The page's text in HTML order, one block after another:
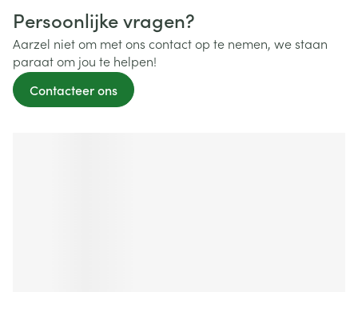
nl - Federaal Agentschap voor Geneesmiddelen en
Gezondheidsproducten, Galileelaan 5/03, 1210 BRUSSEL.
Persoonlijke vragen?
Aarzel niet om met ons contact op te nemen, we staan
paraat om jou te helpen!
Contacteer ons